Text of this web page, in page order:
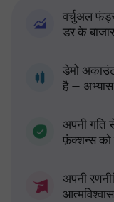
वर्चुअल
डर के
डेमो
है —
अपनी गति
फ़ंक्शन्स को
अपनी
आत्मविश्वास